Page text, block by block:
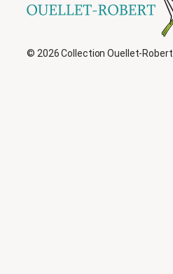
© 2026 Collection Ouellet-Robert